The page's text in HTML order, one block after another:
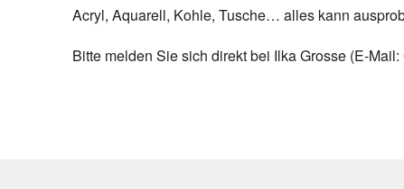
Acryl, Aquarell, Kohle, Tusche… alles kann
Bitte melden Sie sich direkt bei Ilka Grosse (E-